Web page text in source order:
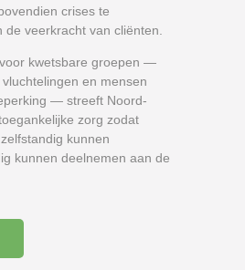
crises te
veerkracht van cliënten.
kwetsbare groepen —
en mensen
— streeft Noord-
zorg zodat
kunnen
kunnen deelnemen aan de